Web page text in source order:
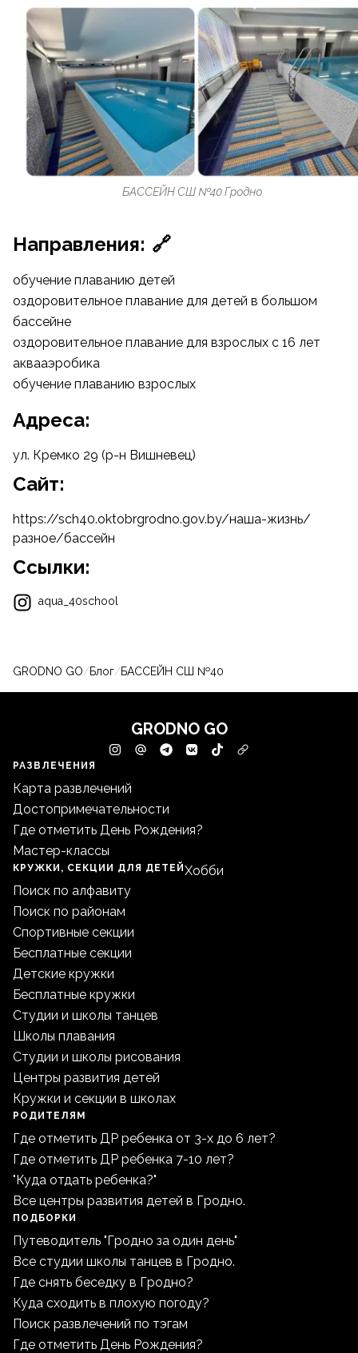
БАССЕЙН СШ №40 Гродно
Направления: 🔗
обучение плаванию детей
оздоровительное плавание для детей в большом
бассейне
оздоровительное плавание для взрослых c 16 лет
аквааэробика
обучение плаванию взрослых
Адреса:
ул. Кремко 29 (р-н Вишневец)
Cайт:
https://sch40.oktobrgrodno.gov.by/наша-жизнь/
разное/бассейн
Ссылки:
aqua_40school
GRODNO GO/Блог/БАССЕЙН СШ №40
GRODNO GO
РАЗВЛЕЧЕНИЯ
Карта развлечений
Достопримечательности
Где отметить День Рождения?
Мастер-классы
КРУЖКИ, СЕКЦИИ ДЛЯ ДЕТЕЙ
Поиск по алфавиту
Поиск по районам
Спортивные секции
Бесплатные секции
Детские кружки
Бесплатные кружки
Студии и школы танцев
Школы плавания
Студии и школы рисования
Центры развития детей
Кружки и секции в школах
Хобби
РОДИТЕЛЯМ
Где отметить ДР ребенка от 3-х до 6 лет?
Где отметить ДР ребенка 7-10 лет?
"Куда отдать ребенка?"
Все центры развития детей в Гродно.
ПОДБОРКИ
Путеводитель "Гродно за один день"
Все студии школы танцев в Гродно.
Где снять беседку в Гродно?
Куда сходить в плохую погоду?
Поиск развлечений по тэгам
Где отметить День Рождения?